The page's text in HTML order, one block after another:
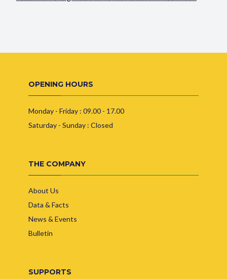
OPENING HOURS
Monday - Friday : 09.00 - 17.00
Saturday - Sunday : Closed
THE COMPANY
About Us
Data & Facts
News & Events
Bulletin
SUPPORTS